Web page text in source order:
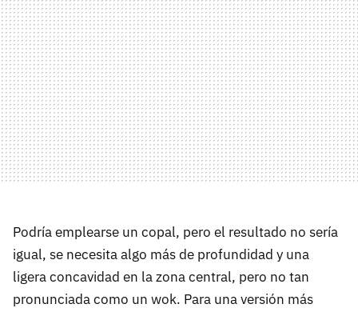
Podría emplearse un copal, pero el resultado no sería
igual, se necesita algo más de profundidad y una
ligera concavidad en la zona central, pero no tan
pronunciada como un wok. Para una versión más